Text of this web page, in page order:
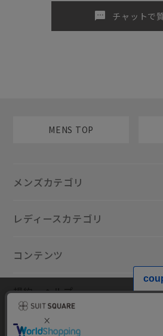
sms チャットで
MENS TOP
メンズカテゴリ
レディースカテゴリ
コンテンツ
規約・ヘルプ
当サイトでは利用体験の向上およびコンテ
ックの分析を目的としてCookieを使用して